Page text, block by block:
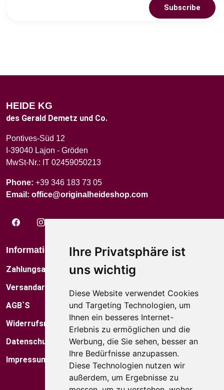
Ihre Privatsphäre ist
uns wichtig
Diese Website verwendet Cookies
und Targeting Technologien, um
Ihnen ein besseres Internet-
Erlebnis zu ermöglichen und die
Werbung, die Sie sehen, besser an
Ihre Bedürfnisse anzupassen.
Diese Technologien nutzen wir
außerdem, um Ergebnisse zu
Subscribe
HEIDE KG
des Gerald Demetz und Co.
Pontives-Süd 12
I-39040 Lajon - Gröden
MwSt-Nr.: IT 02459050213
Phone: +39 346 183 73 05
Email: office@originalheideshop.com
Informationen
Zahlungsarten
Versandarten
AGB`S
Widerrufsrecht
Datenschutz
Impressum
Über Uns
Das Künstlerfamilie
Museum
Factory Shop
Standorte
Blog
Kataloge